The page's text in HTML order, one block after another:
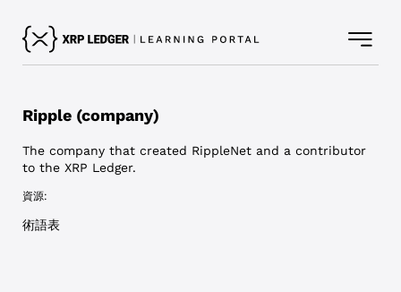
Ripple (company)
The company that created RippleNet and a contributor
to the XRP Ledger.
資源:
術語表